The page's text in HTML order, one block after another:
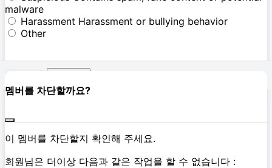
malware
Harassment Harassment or bullying behavior
Other
멤버를 차단할까요?
이 멤버를 차단할지 확인해 주세요.
회원님은 더이상 다음과 같은 작업을 할 수 없습니다 :